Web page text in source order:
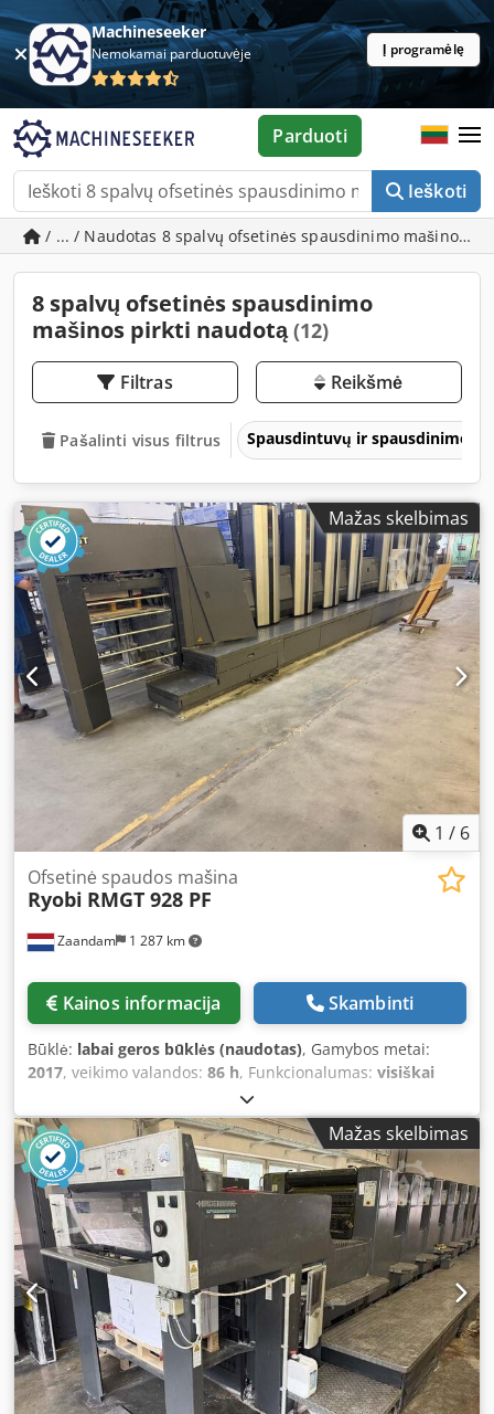
Machineseeker
Nemokamai parduotuvėje Į programėlę
Ieškoti
Parduoti
/ ... / Naudotas 8 spalvų ofsetinės spausdinimo mašinos
8 spalvų ofsetinės spausdinimo
mašinos pirkti naudotą(12)
Filtras Reikšmė
Pašalinti visus filtrus Spausdintuvų ir spausdinimo
Mažas skelbimas
1 / 6
Zaandam 1 287 km
Ofsetinė spaudos mašina
Ryobi RMGT 928 PF
Kainos informacija Skambinti
Būklė: labai geros būklės (naudotas), Gamybos metai:
2017, veikimo valandos: 86 h, Funkcionalumas: visiškai
, mašinos/transporto priemonės numeris:
5180, Afmeting 63 x 92 cm, V-vorm aanvoerinrichting,
Zuigband-aanvoerbord, Preset zijdelingse aanslag,
Papierformaten preset, Ryobi volledig automatische
plaatwisselaars, Afstandsbediening plaatregister, Ryobi
PCS-G drukkontrolsysteem, PDS-E Spectrojet, Ryobi D-matic
alcoholdempsysteem, Inktroller temperatuurregeling,
Automatische dekreiniger, Automatische rolreiniger
Credjwzvzmepfx Altjf
Mažas skelbimas